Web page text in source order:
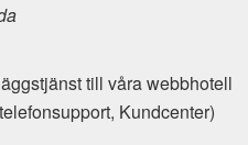
till våra webbhotell
Kundcenter)